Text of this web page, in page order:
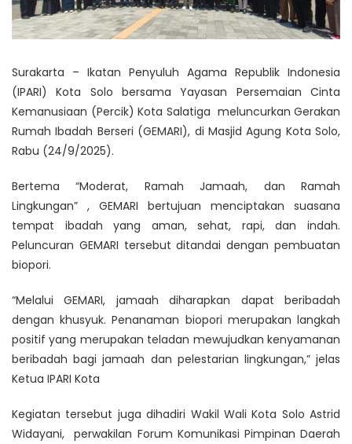
Surakarta – Ikatan Penyuluh Agama Republik Indonesia
(IPARI) Kota Solo bersama Yayasan Persemaian Cinta
Kemanusiaan (Percik) Kota Salatiga meluncurkan Gerakan
Rumah Ibadah Berseri (GEMARI), di Masjid Agung Kota Solo,
Rabu (24/9/2025).
Bertema “Moderat, Ramah Jamaah, dan Ramah
Lingkungan” , GEMARI bertujuan menciptakan suasana
tempat ibadah yang aman, sehat, rapi, dan indah.
Peluncuran GEMARI tersebut ditandai dengan pembuatan
biopori.
“Melalui GEMARI, jamaah diharapkan dapat beribadah
dengan khusyuk. Penanaman biopori merupakan langkah
positif yang merupakan teladan mewujudkan kenyamanan
beribadah bagi jamaah dan pelestarian lingkungan,” jelas
Ketua IPARI Kota
Kegiatan tersebut juga dihadiri Wakil Wali Kota Solo Astrid
Widayani, perwakilan Forum Komunikasi Pimpinan Daerah